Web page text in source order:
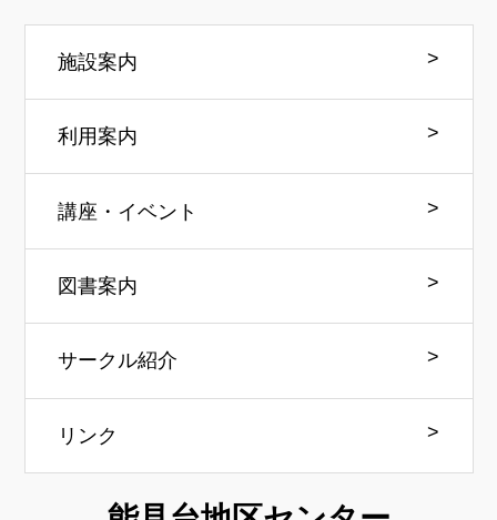
施設案内
利用案内
講座・イベント
図書案内
サークル紹介
リンク